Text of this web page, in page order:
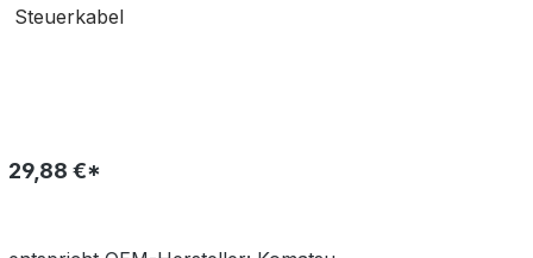
Steuerkabel
29,88 €*